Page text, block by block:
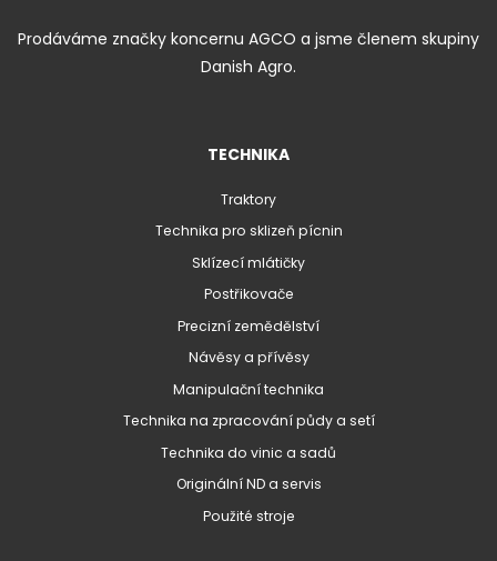
Prodáváme značky koncernu AGCO a jsme členem skupiny
Danish Agro.
TECHNIKA
Traktory
Technika pro sklizeň pícnin
Sklízecí mlátičky
Postřikovače
Precizní zemědělství
Návěsy a přívěsy
Manipulační technika
Technika na zpracování půdy a setí
Technika do vinic a sadů
Originální ND a servis
Použité stroje